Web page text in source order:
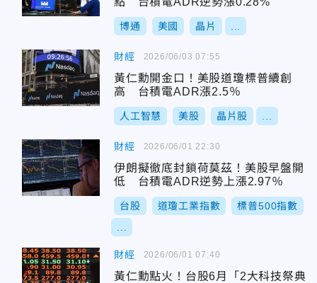
博通 美國 晶片
財經
黃仁勳開金口！美股道瓊標普續創
高 台積電ADR漲2.5％
人工智慧 美股 晶片股
2026/06/03 07:55
財經
伊朗擬徹底封鎖荷莫茲！美股早盤開
低 台積電ADR逆勢上漲2.97％
台股 道瓊工業指數 標普500指數
2026/06/01 22:30
財經
黃仁勳點火！台股6月「2大科技祭典
2026/06/01 07:40